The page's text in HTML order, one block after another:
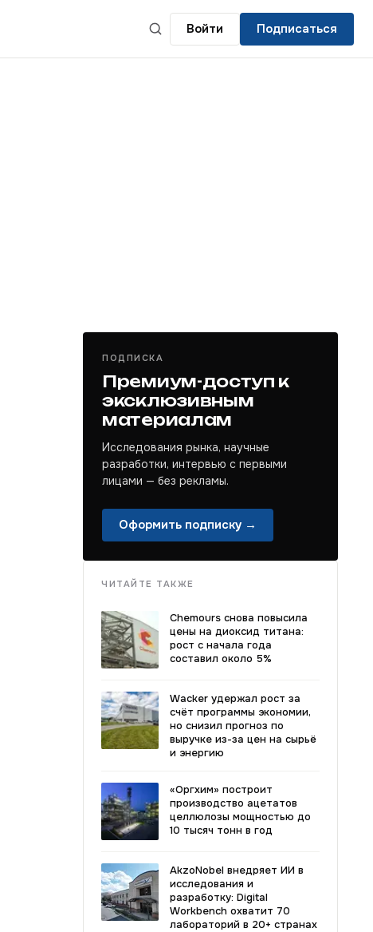
Войти Подписаться
ПОДПИСКА
Премиум-доступ к
эксклюзивным
материалам
Исследования рынка, научные
разработки, интервью с первыми
лицами — без рекламы.
Оформить подписку →
ЧИТАЙТЕ ТАКЖЕ
Chemours снова повысила
цены на диоксид титана:
рост с начала года
составил около 5%
Wacker удержал рост за
счёт программы экономии,
но снизил прогноз по
выручке из-за цен на сырьё
и энергию
«Оргхим» построит
производство ацетатов
целлюлозы мощностью до
10 тысяч тонн в год
AkzoNobel внедряет ИИ в
исследования и
разработку: Digital
Workbench охватит 70
лабораторий в 20+ странах